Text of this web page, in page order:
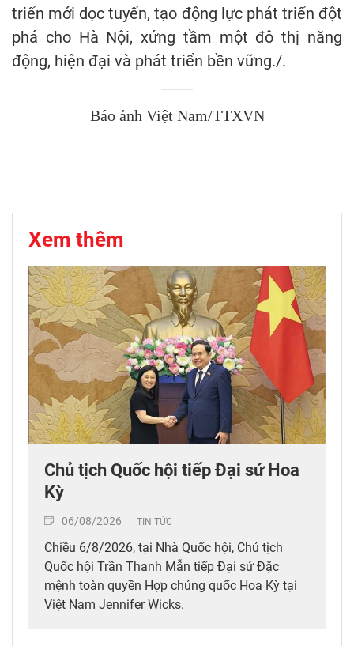
triển mới dọc tuyến, tạo động lực phát triển đột
phá cho Hà Nội, xứng tầm một đô thị năng
động, hiện đại và phát triển bền vững./.
Báo ảnh Việt Nam/TTXVN
Xem thêm
Chủ tịch Quốc hội tiếp Đại sứ Hoa
Kỳ
06/08/2026 TIN TỨC
Chiều 6/8/2026, tại Nhà Quốc hội, Chủ tịch
Quốc hội Trần Thanh Mẫn tiếp Đại sứ Đặc
mệnh toàn quyền Hợp chúng quốc Hoa Kỳ tại
Việt Nam Jennifer Wicks.